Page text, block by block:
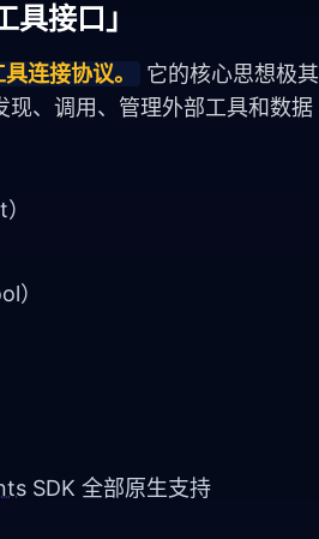
接口」
连接协议。
它的核心思想极其
、调用、管理外部工具和数据
）
SDK 全部原生支持